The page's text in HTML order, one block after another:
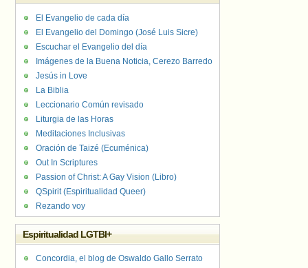
El Evangelio de cada día
El Evangelio del Domingo (José Luis Sicre)
Escuchar el Evangelio del día
Imágenes de la Buena Noticia, Cerezo Barredo
Jesús in Love
La Biblia
Leccionario Común revisado
Liturgia de las Horas
Meditaciones Inclusivas
Oración de Taizé (Ecuménica)
Out In Scriptures
Passion of Christ: A Gay Vision (Libro)
QSpirit (Espiritualidad Queer)
Rezando voy
Espiritualidad LGTBI+
Concordia, el blog de Oswaldo Gallo Serrato